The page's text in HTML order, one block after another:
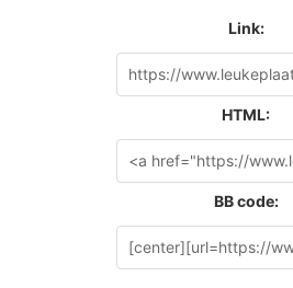
Link:
HTML:
BB code: